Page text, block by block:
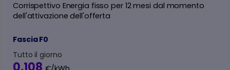
Corrispettivo Energia fisso per 12 mesi dal momento
dell'attivazione dell'offerta
Fascia F0
Tutto il giorno